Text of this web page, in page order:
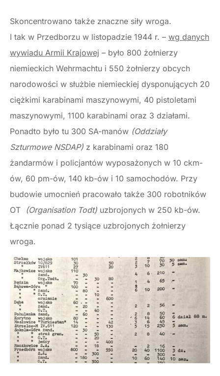
Skoncentrowano także znaczne siły wroga.
I tak w Przedborzu w listopadzie 1944 r. – wg danych
wywiadu Armii Krajowej – było 800 żołnierzy
niemieckich Wehrmachtu i 550 żołnierzy obcych
narodowości w służbie niemieckiej dysponujących 20
ciężkimi karabinami maszynowymi, 40 pistoletami
maszynowymi, 1100 karabinami oraz 3 działami.
Ponadto było tu 300 SA-manów (Oddziały
Szturmowe NSDAP) z karabinami oraz 180
żandarmów i policjantów wyposażonych w 10 ckm-
ów, 60 pm-ów, 140 kb-ów i 10 samochodów. Przy
budowie umocnień pracowało także 300 robotników
OT (Organisation Todt) uzbrojonych w 250 kb-ów.
Łącznie ponad 2 tysiące uzbrojonych żołnierzy
wroga.